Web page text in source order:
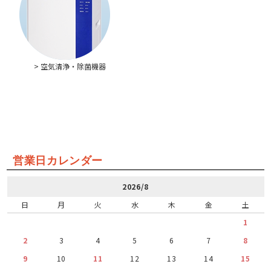
> 空気清浄・除菌機器
営業日カレンダー
2026/8
日
月 火 水 木 金
土
1
2
3 4 5 6 7
8
9
10 11 12 13 14
15